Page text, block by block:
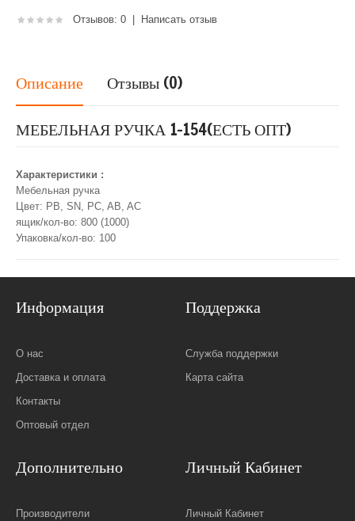
Отзывов: 0 | Написать отзыв
Описание Отзывы (0)
МЕБЕЛЬНАЯ РУЧКА 1-154(ЕСТЬ ОПТ)
Характеристики :
Мебельная ручка
Цвет: PB, SN, PC, AB, AC
ящик/кол-во: 800 (1000)
Упаковка/кол-во: 100
Информация
О нас
Доставка и оплата
Контакты
Оптовый отдел
Поддержка
Служба поддержки
Карта сайта
Дополнительно
Производители
Личный Кабинет
Личный Кабинет